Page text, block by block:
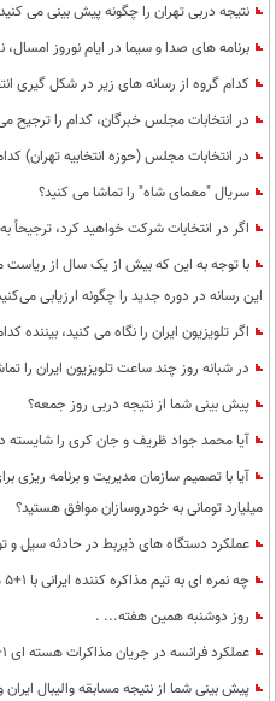
نتیجه دربی تهران را چگونه پیش بینی می
برنامه های صدا و سیما در ایام نوروز
کدام گروه از رسانه های زیر در شکل گیری
در انتخابات مجلس خبرگان، کدام را ترجیح
در انتخابات مجلس (حوزه انتخابیه تهران)
سریال "معمای شاه" را تماشا می کنید؟
اگر در انتخابات شرکت خواهید کرد، ترجیحاً
با توجه به این که بیش از یک سال از ریاست
این رسانه در دوره جدید را چگونه ارزیابی
اگر تلویزیون ایران را نگاه می کنید، بیننده
در شبانه روز چند ساعت تلویزیون ایران را
پیش بینی شما از نتیجه دربی روز جمعه؟
آیا محمد جواد ظریف و جان کری را شایسته
میلیارد تومانی به خودروسازان موافق هستید؟
عملکرد دستگاه های ذیربط در حادثه سیل و
چه نمره ای به تیم مذاکره کننده ایرانی با 1+5 می دهید؟
روز دوشنبه همین هفته... .
عملکرد فرانسه در جریان مذاکرات هسته ای 1+5 با ایران را چگونه ارزیابی می کنید؟
پیش بینی شما از نتیجه مسابقه والیبال